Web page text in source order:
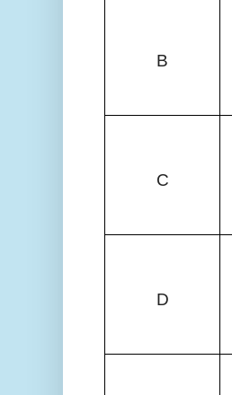
B
C
D